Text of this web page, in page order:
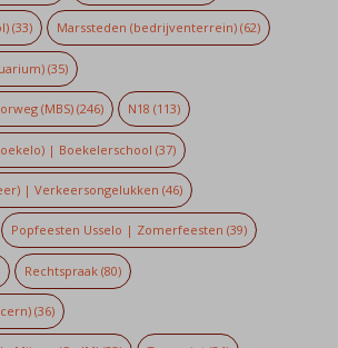
(33) Marssteden (bedrijventerrein) (62)
(35)
(MBS)(246) N18 (113)
| Boekelerschool (37)
| Verkeersongelukken (46)
Popfeesten Usselo | Zomerfeesten (39)
Rechtspraak (80)
(36)